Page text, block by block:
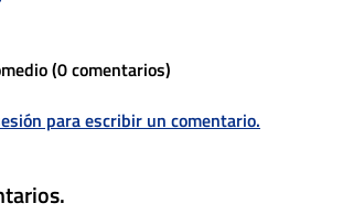
(0 comentarios)
para escribir un comentario.